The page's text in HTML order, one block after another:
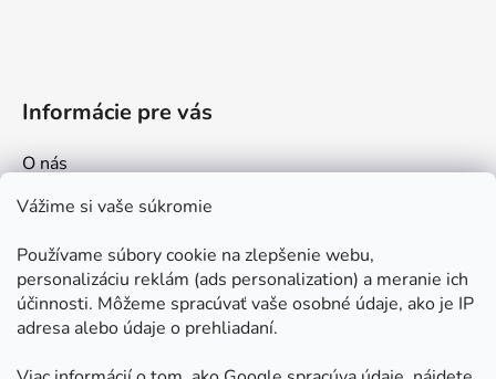
Vážime si vaše súkromie
Používame súbory cookie na zlepšenie webu,
personalizáciu reklám (ads personalization) a meranie ich
účinnosti. Môžeme spracúvať vaše osobné údaje, ako je IP
adresa alebo údaje o prehliadaní.
Informácie pre vás
O nás
Kontakt
Ako nakupovať
Obchodné podmienky
Ochrana osobných údajov
Odstúpenie od zmluvy